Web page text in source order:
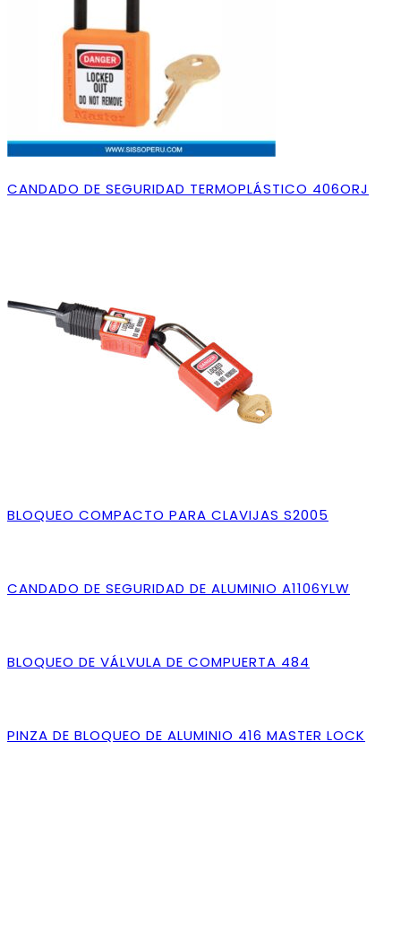
CANDADO DE SEGURIDAD TERMOPLÁSTICO 406ORJ
BLOQUEO COMPACTO PARA CLAVIJAS S2005
CANDADO DE SEGURIDAD DE ALUMINIO A1106YLW
BLOQUEO DE VÁLVULA DE COMPUERTA 484
PINZA DE BLOQUEO DE ALUMINIO 416 MASTER LOCK